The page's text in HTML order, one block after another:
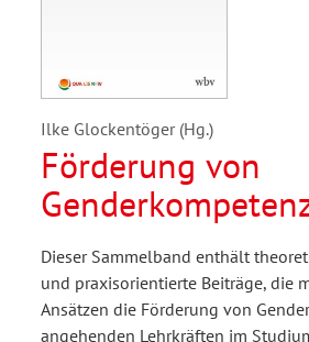
Ilke Glockentöger (Hg.)
Förderung von
Ausbildung von
Lehrkräften
Dieser Sammelband enthält
und praxisorientierte Beiträge, die
Ansätzen die Förderung von
angehenden Lehrkräften im